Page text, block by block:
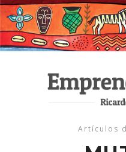
Artículos